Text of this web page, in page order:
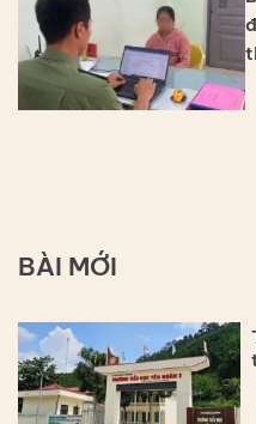
BÀI MỚI